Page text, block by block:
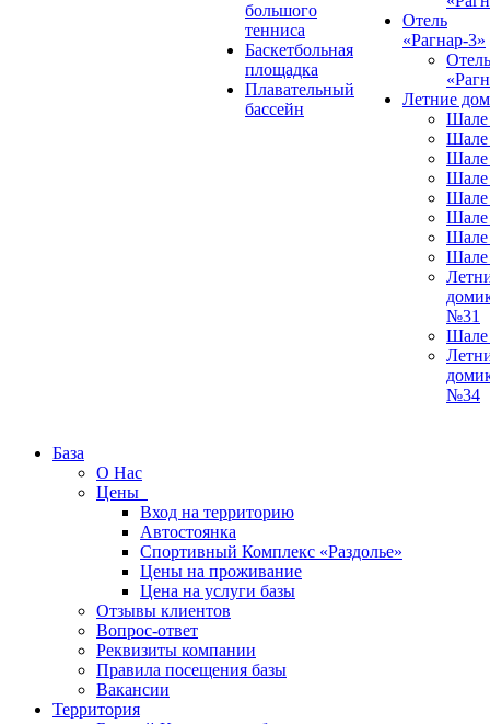
большого
тенниса
Баскетбольная
площадка
Плавательный
бассейн
Отель
«Рагнар-3»
Отель
Летние
№31
№34
База
О Нас
Цены
Вход на территорию
Автостоянка
Спортивный Комплекс «Раздолье»
Цены на проживание
Цена на услуги базы
Отзывы клиентов
Вопрос-ответ
Реквизиты компании
Правила посещения базы
Вакансии
Территория